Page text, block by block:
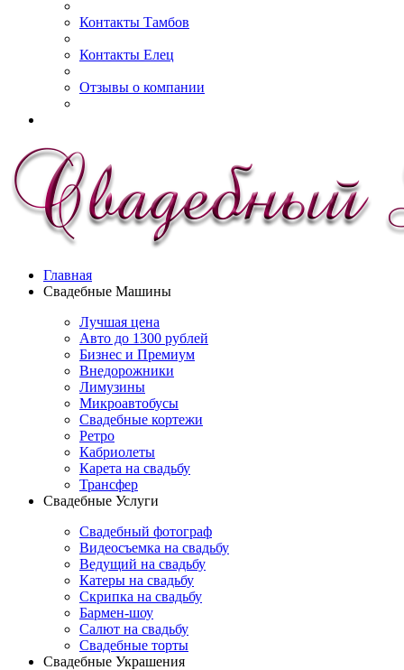
Контакты Тамбов
Контакты Елец
Отзывы о компании
Главная
Свадебные Машины
Лучшая цена
Авто до 1300 рублей
Бизнес и Премиум
Внедорожники
Лимузины
Микроавтобусы
Свадебные кортежи
Ретро
Кабриолеты
Карета на свадьбу
Трансфер
Свадебные Услуги
Свадебный фотограф
Видеосъемка на свадьбу
Ведущий на свадьбу
Катеры на свадьбу
Скрипка на свадьбу
Бармен-шоу
Салют на свадьбу
Свадебные торты
Свадебные Украшения